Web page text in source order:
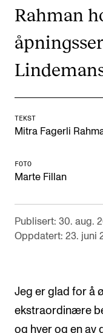
Digitale ressurser
Studentenes
For ph.d.-
Gjennomføre
Rahman
TEKST
Mitra Fagerli
FOTO
Marte Fillan
Publisert: 30. aug.
Oppdatert: 23. juni
Jeg er glad for å
ekstraordinære
og hver og en av